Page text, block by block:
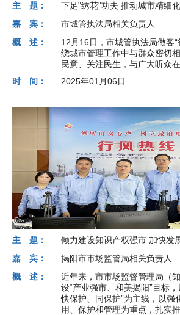
主 题：
下足"绣花"功夫 推动城市精细
嘉 宾：
市城管执法局相关负责人
概 述：
12月16日，市城管执法局做客“
绕城市管理工作中与群众密切
民意、关注民生，与广大听众
时 间：
2025年01月06日
主 题：
倾力建设知识产权强市 加快发
嘉 宾：
揭阳市市场监管局相关负责人
概 述：
近年来，市市场监督管理局（
设“产业强市、和美揭阳”目标，
快保护、同保护”为主线，以强
用、保护和管理为重点，扎实